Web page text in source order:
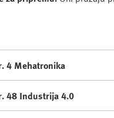
4 Mehatronika
48 Industrija 4.0